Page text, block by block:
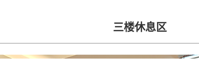
三楼休息区